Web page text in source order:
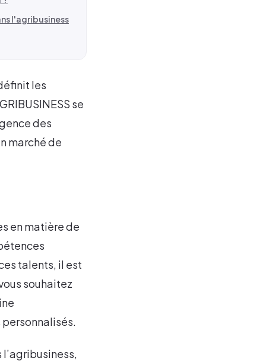
l'agribusiness
les
se
des
marché de
en matière de
talents, il est
souhaitez